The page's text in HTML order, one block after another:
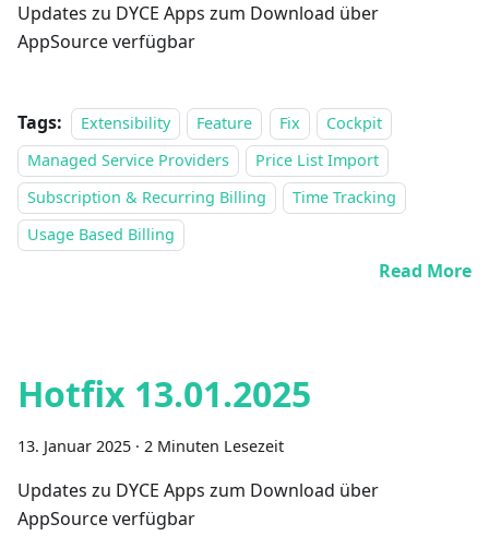
Updates zu DYCE Apps zum Download über
AppSource verfügbar
Tags: Extensibility Feature Fix
Cockpit
Managed Service Providers
Price List Import
Subscription & Recurring Billing
Time Tracking
Usage Based Billing
Read More
Hotfix 13.01.2025
13. Januar 2025 · 2 Minuten Lesezeit
Updates zu DYCE Apps zum Download über
AppSource verfügbar